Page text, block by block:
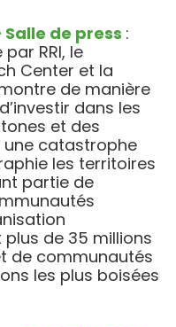
Salle de press :
RRI, le
Center et la
de manière
dans les
et des
catastrophe
les territoires
partie de
de 35 millions
de communautés
les plus boisées